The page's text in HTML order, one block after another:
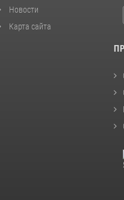
Новости
Карта сайта